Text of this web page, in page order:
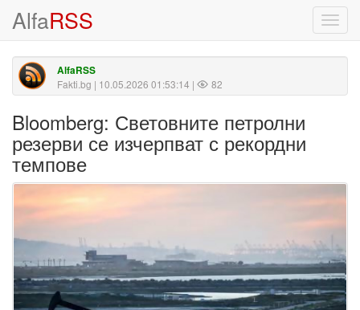
AlfaRSS
AlfaRSS
Fakti.bg | 10.05.2026 01:53:14 | 82
Bloomberg: Световните петролни
резерви се изчерпват с рекордни
темпове